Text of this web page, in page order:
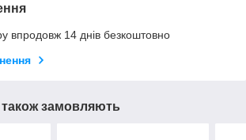
впродовж 14 днів безкоштовно
замовляють